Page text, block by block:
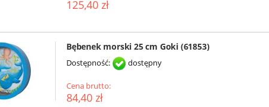
125,40 zł
Bębenek morski 25 cm Goki (61853)
Dostępność: dostępny
Cena brutto:
84,40 zł